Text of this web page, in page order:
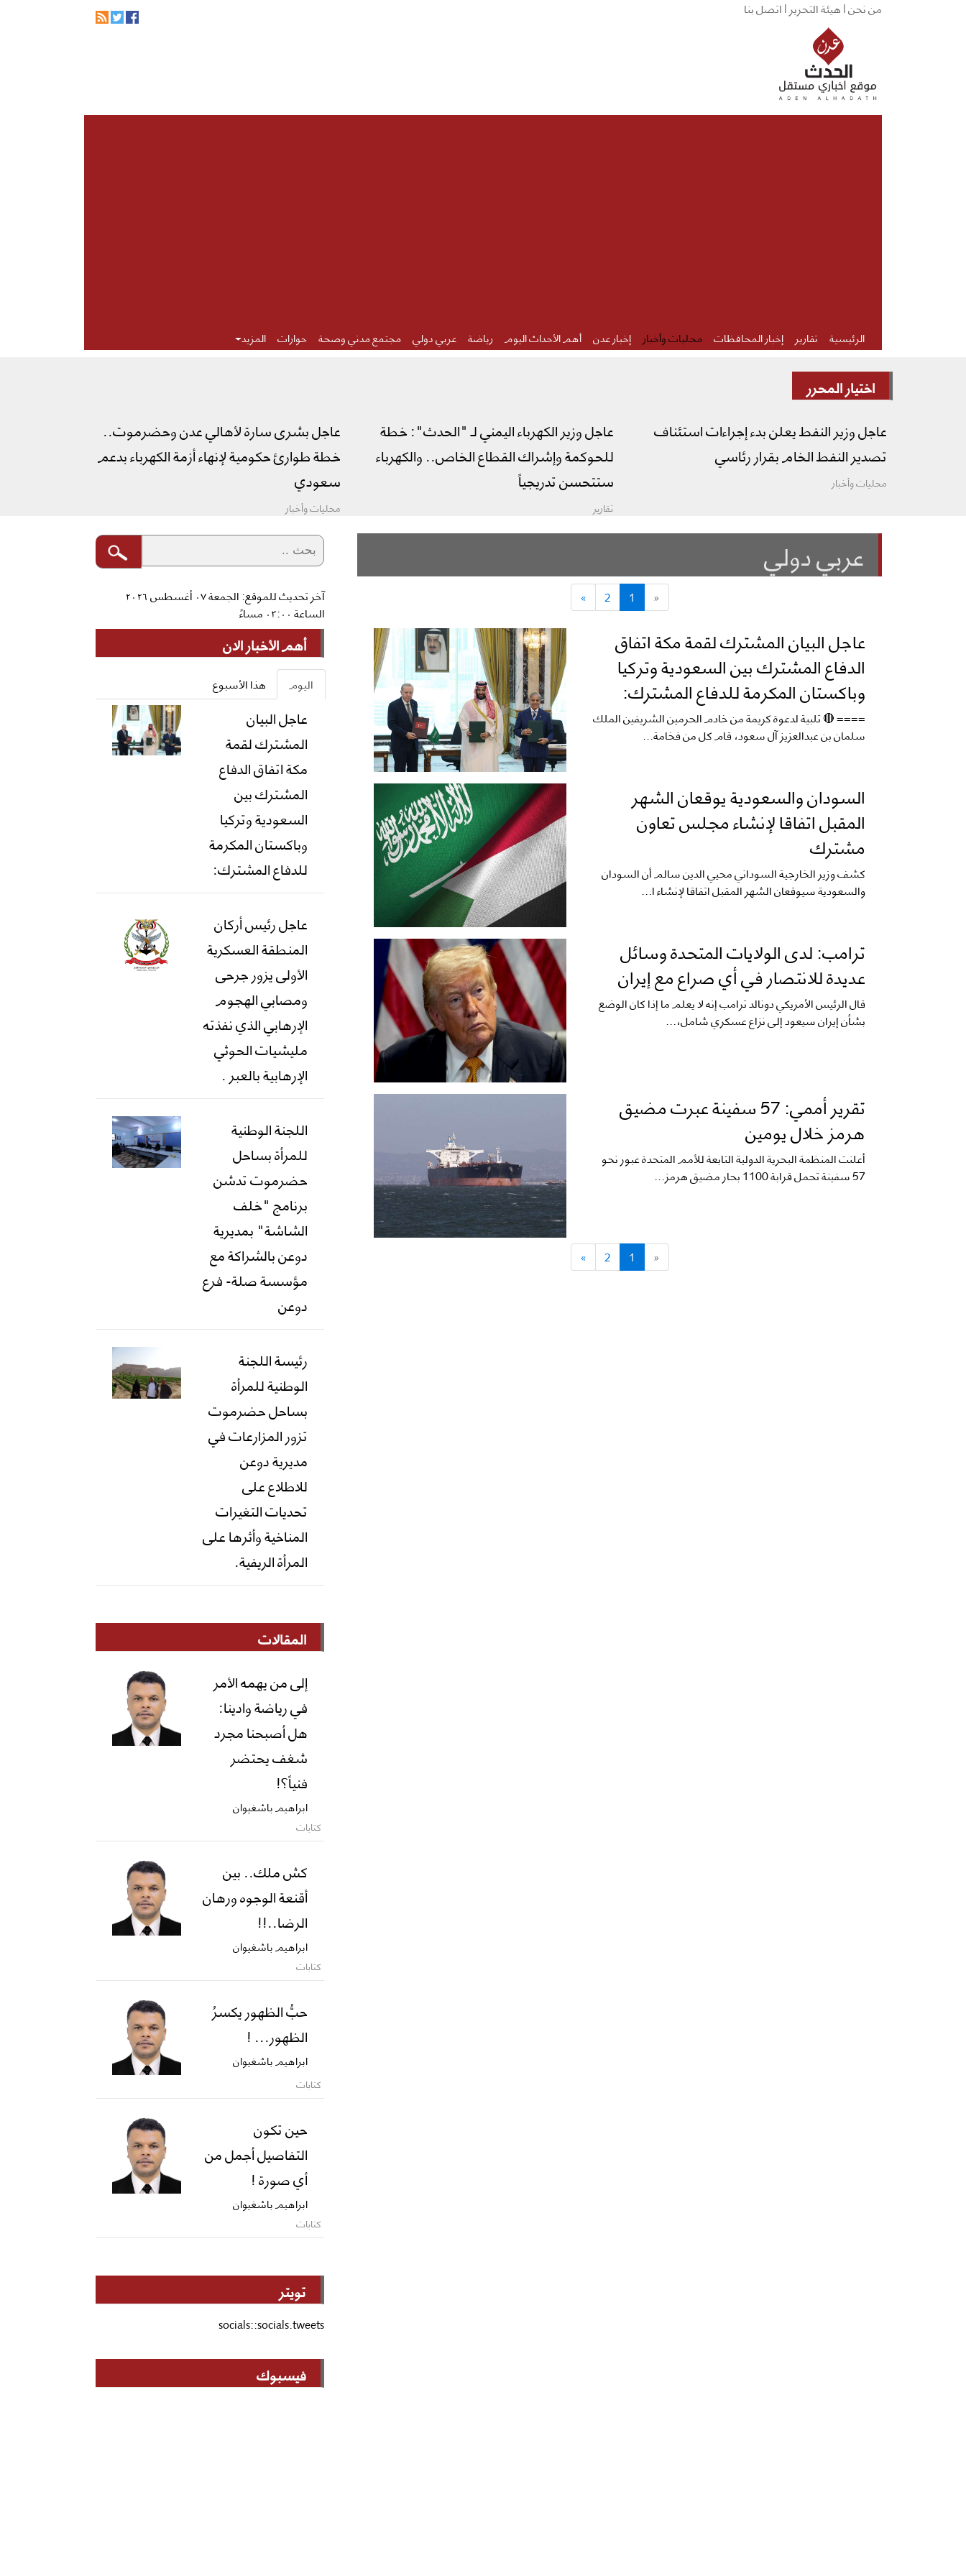
من نحن |هيئة التحرير |اتصل بنا
الرئيسية تقارير إخبار المحافظات محليات وأخبار إخبار عدن أهم الأحداث اليوم رياضة عربي دولي مجتمع مدني وصحة حوارات المزيد
اختيار المحرر
عاجل وزير النفط يعلن بدء إجراءات استئناف
تصدير النفط الخام بقرار رئاسي
محليات وأخبار
عاجل وزير الكهرباء اليمني لـ "الحدث": خطة
للحوكمة وإشراك القطاع الخاص.. والكهرباء
ستتحسن تدريجياً
تقارير
عاجل بشرى سارة لأهالي عدن وحضرموت..
خطة طوارئ حكومية لإنهاء أزمة الكهرباء بدعم
سعودي
محليات وأخبار
عربي دولي
«
1
2
»
عاجل البيان المشترك لقمة مكة اتفاق
الدفاع المشترك بين السعودية وتركيا
وباكستان المكرمة للدفاع المشترك:
==== 🔴 تلبية لدعوة كريمة من خادم الحرمين الشريفين الملك
سلمان بن عبدالعزيز آل سعود، قام كل من فخامة...
السودان والسعودية يوقعان الشهر
المقبل اتفاقا لإنشاء مجلس تعاون
مشترك
كشف وزير الخارجية السوداني محيي الدين سالم أن السودان
والسعودية سيوقعان الشهر المقبل اتفاقا لإنشاء ا...
ترامب: لدى الولايات المتحدة وسائل
عديدة للانتصار في أي صراع مع إيران
قال الرئيس الأمريكي دونالد ترامب إنه لا يعلم ما إذا كان الوضع
بشأن إيران سيعود إلى نزاع عسكري شامل،...
تقرير أممي: 57 سفينة عبرت مضيق
هرمز خلال يومين
أعلنت المنظمة البحرية الدولية التابعة للأمم المتحدة عبور نحو
57 سفينة تحمل قرابة 1100 بحار مضيق هرمز...
«
1
2
»
آخر تحديث للموقع: الجمعة ٠٧ أغسطس ٢٠٢٦
الساعة ٠٣:٠٠ مساءً
أهم الأخبار الان
اليوم هذا الأسبوع
عاجل البيان
المشترك لقمة
مكة اتفاق الدفاع
المشترك بين
السعودية وتركيا
وباكستان المكرمة
للدفاع المشترك:
عاجل رئيس أركان
المنطقة العسكرية
الأولى يزور جرحى
ومصابي الهجوم
الإرهابي الذي نفذته
مليشيات الحوثي
الإرهابية بالعبر .
اللجنة الوطنية
للمرأة بساحل
حضرموت تدشن
برنامج "خلف
الشاشة" بمديرية
دوعن بالشراكة مع
مؤسسة صلة- فرع
دوعن
رئيسة اللجنة
الوطنية للمرأة
بساحل حضرموت
تزور المزارعات في
مديرية دوعن
للاطلاع على
تحديات التغيرات
المناخية وأثرها على
المرأة الريفية.
المقالات
إلى من يهمه الأمر
في رياضة وادينا:
هل أصبحنا مجرد
شغف يحتضر
فنياً؟!
ابراهيم باشغيوان
كتابات
كش ملك.. بين
أقنعة الوجوه ورهان
الرضا..!!
ابراهيم باشغيوان
كتابات
حبُّ الظهور يكسرُ
الظهور... !
ابراهيم باشغيوان
كتابات
حين تكون
التفاصيل أجمل من
أي صورة !
ابراهيم باشغيوان
كتابات
تويتر
socials::socials.tweets
فيسبوك